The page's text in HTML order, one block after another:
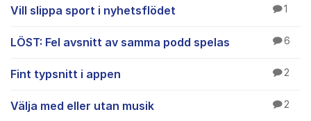
Vill slippa sport i nyhetsflödet 1
LÖST: Fel avsnitt av samma podd spelas 6
Fint typsnitt i appen 2
Välja med eller utan musik 2